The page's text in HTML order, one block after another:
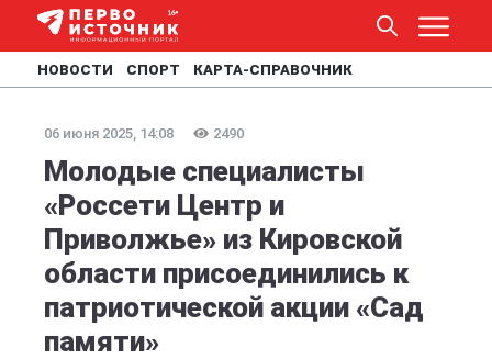
НОВОСТИ СПОРТ КАРТА-СПРАВОЧНИК
06 июня 2025, 14:08 2490
Молодые специалисты
«Россети Центр и
Приволжье» из Кировской
области присоединились к
патриотической акции «Сад
памяти»